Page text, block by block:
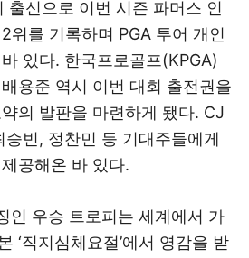
출신으로 이번 시즌 파머스 인
위를 기록하며 PGA 투어 개인
있다. 한국프로골프(KPGA)
용준 역시 이번 대회 출전권을
의 발판을 마련하게 됐다. CJ
승빈, 정찬민 등 기대주들에게
공해온 바 있다.
인 우승 트로피는 세계에서 가
‘직지심체요절’에서 영감을 받